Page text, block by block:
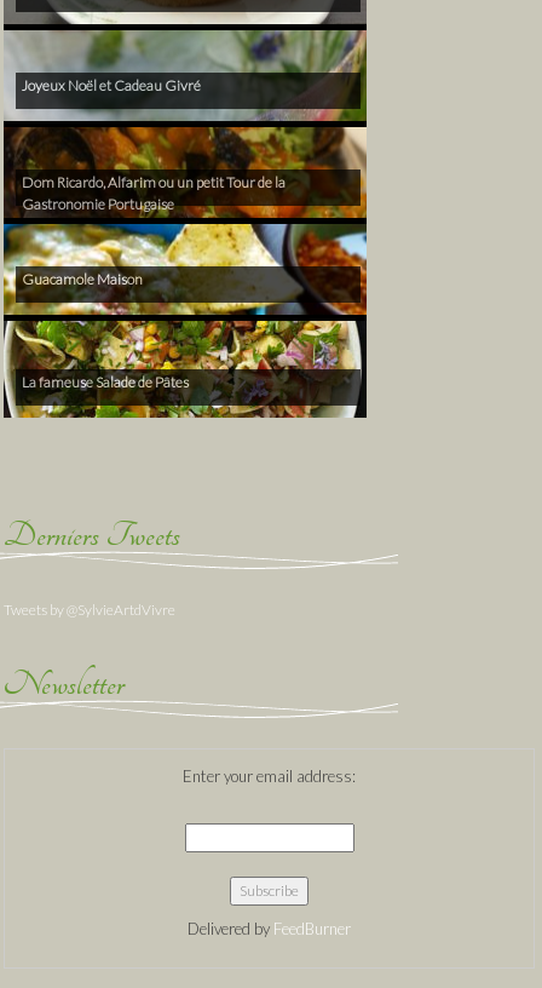
Joyeux Noël et Cadeau Givré
Dom Ricardo, Alfarim ou un petit Tour de la
Gastronomie Portugaise
Guacamole Maison
La fameuse Salade de Pâtes
Derniers Tweets
Tweets by @SylvieArtdVivre
Newsletter
Enter your email address:
Delivered by FeedBurner